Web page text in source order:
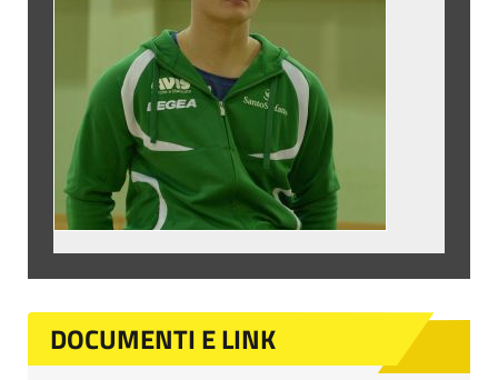
DOCUMENTI E LINK